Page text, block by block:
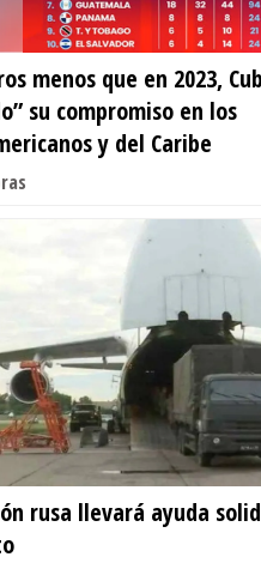
menos que en 2023,
su compromiso en los
y del Caribe
rusa llevará ayuda